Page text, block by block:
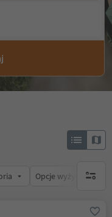
Opcje wyżywieniabrak